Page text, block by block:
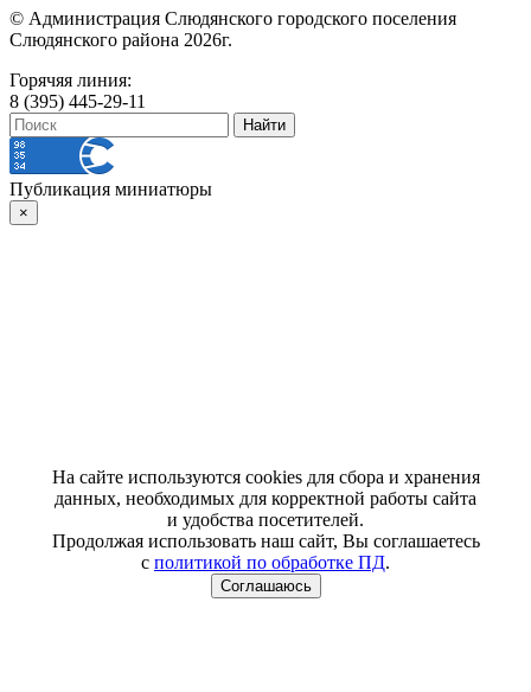
© Администрация Слюдянского городского поселения
Слюдянского района 2026г.
Горячяя линия:
8 (395) 445-29-11
Публикация миниатюры
×
На сайте используются cookies для сбора и хранения
данных, необходимых для корректной работы сайта
и удобства посетителей.
Продолжая использовать наш сайт, Вы соглашаетесь
с политикой по обработке ПД.
Соглашаюсь